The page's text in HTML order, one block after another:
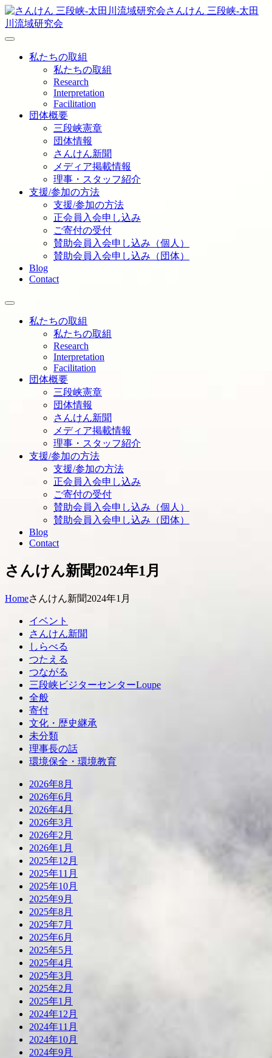
さんけん 三段峡‐太田
川流域研究会
私たちの取組
私たちの取組
Research
Interpretation
Facilitation
団体概要
三段峡憲章
団体情報
さんけん新聞
メディア掲載情報
理事・スタッフ紹介
支援/参加の方法
支援/参加の方法
正会員入会申し込み
ご寄付の受付
賛助会員入会申し込み（個人）
賛助会員入会申し込み（団体）
Blog
Contact
私たちの取組
私たちの取組
Research
Interpretation
Facilitation
団体概要
三段峡憲章
団体情報
さんけん新聞
メディア掲載情報
理事・スタッフ紹介
支援/参加の方法
支援/参加の方法
正会員入会申し込み
ご寄付の受付
賛助会員入会申し込み（個人）
賛助会員入会申し込み（団体）
Blog
Contact
さんけん新聞2024年1月
Homeさんけん新聞2024年1月
イベント
さんけん新聞
しらべる
つたえる
つながる
三段峡ビジターセンターLoupe
全般
寄付
文化・歴史継承
未分類
理事長の話
環境保全・環境教育
2026年8月
2026年6月
2026年4月
2026年3月
2026年2月
2026年1月
2025年12月
2025年11月
2025年10月
2025年9月
2025年8月
2025年7月
2025年6月
2025年5月
2025年4月
2025年3月
2025年2月
2025年1月
2024年12月
2024年11月
2024年10月
2024年9月